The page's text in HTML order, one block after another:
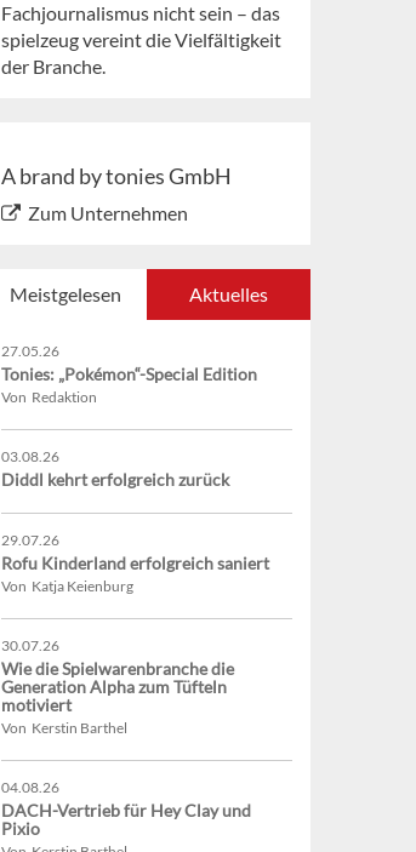
Fachjournalismus nicht sein – das
spielzeug vereint die Vielfältigkeit
der Branche.
A brand by tonies GmbH
Zum Unternehmen
Meistgelesen Aktuelles
27.05.26
Tonies: „Pokémon“-Special Edition
Von Redaktion
03.08.26
Diddl kehrt erfolgreich zurück
29.07.26
Rofu Kinderland erfolgreich saniert
Von Katja Keienburg
30.07.26
Wie die Spielwarenbranche die
Generation Alpha zum Tüfteln
motiviert
Von Kerstin Barthel
04.08.26
DACH-Vertrieb für Hey Clay und
Pixio